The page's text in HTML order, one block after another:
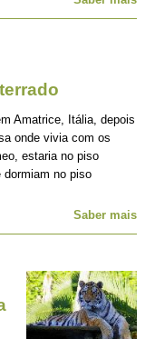
Amatrice, Itália, depois
onde vivia com os
estaria no piso
dormiam no piso
Saber mais